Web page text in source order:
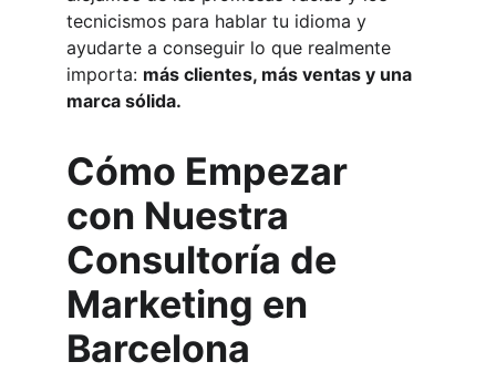
tecnicismos para hablar tu idioma y
ayudarte a conseguir lo que realmente
importa: más clientes, más ventas y una
marca sólida.
Cómo Empezar
con Nuestra
Consultoría de
Marketing en
Barcelona